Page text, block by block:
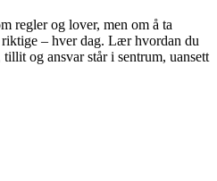
regler og lover, men om å ta
– hver dag. Lær hvordan du
og ansvar står i sentrum, uansett